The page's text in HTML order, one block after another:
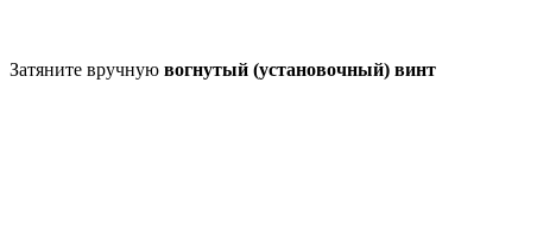
Затяните вручную вогнутый (установочный) винт